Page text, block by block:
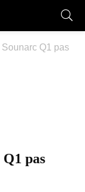
Q1 pas
pas